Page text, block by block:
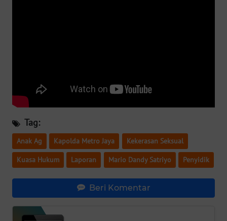
Tag:
Anak Ag Kapolda Metro Jaya Kekerasan Seksual
Kuasa Hukum Laporan Mario Dandy Satriyo Penyidik
Beri Komentar
SULTENG
SULBAR
WN
BABEL
SUMBAR